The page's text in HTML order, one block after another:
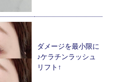
ダメージを最小限に
♪ケラチンラッシュ
リフト↑